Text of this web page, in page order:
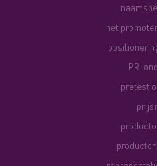
net
PR-
pretest